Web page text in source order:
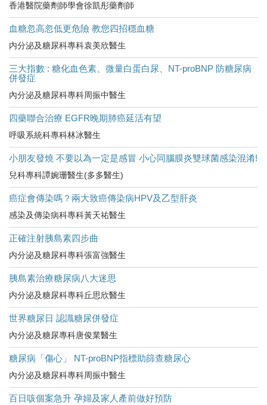
香港醫院藥劑師學會徐凱彤藥劑師
血糖忽高忽低更危險 教您四招穩血糖
内分泌及糖尿科專科袁美欣醫生
三大指數 : 糖化血色素、微量白蛋白尿、NT-proBNP 防糖尿病
併發症
內分泌及糖尿科專科周振中醫生
四藥聯合治療 EGFR晚期肺癌延活有望
呼吸系統科專科林冰醫生
小朋友發燒 不要以為一定是感冒 小心同腦膜炎雙球菌感染混淆!
兒科專科譚婉珊醫生(多多醫生)
癌症會傳染嗎？兩大致癌傳染病HPV及乙型肝炎
感染及傳染病科專科黃天祐醫生
正確注射胰島素四步曲
内分泌及糖尿科專科張富強醫生
胰島素治療糖尿病八大迷思
内分泌及糖尿科專科丘思欣醫生
世界糖尿日 認識糖尿併發症
內分泌及糖尿專科唐俊業醫生
糖尿病「傷心」 NT-proBNP指標助篩查糖尿心
內分泌及糖尿科專科周振中醫生
百日咳個案急升 孕婦及家人產前做好預防